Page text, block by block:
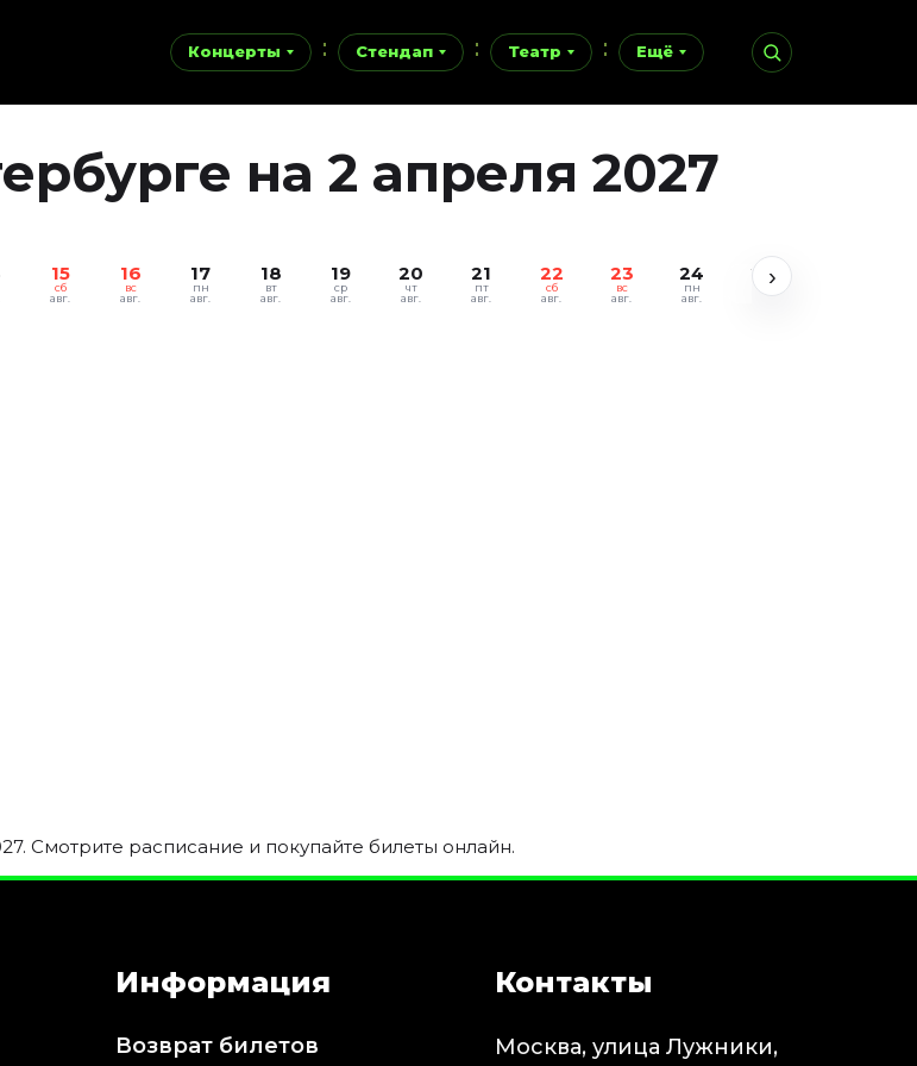
Концерты Стендап Театр Ещё
на 2 апреля 2027
15
сб
авг.
16
вс
авг.
17
пн
авг.
18
вт
авг.
19
ср
авг.
20
чт
авг.
21
пт
авг.
22
сб
авг.
23
вс
авг.
24
пн
авг.
25
вт
авг.
›
Смотрите расписание и покупайте билеты онлайн.
Информация
Возврат билетов
Контакты
Москва, улица Лужники,